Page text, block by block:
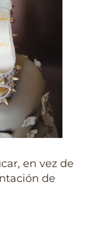
en vez de
de